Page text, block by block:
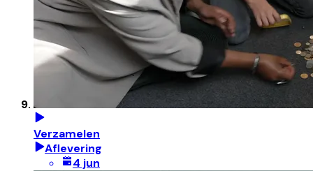
Verzamelen
Aflevering
4 jun